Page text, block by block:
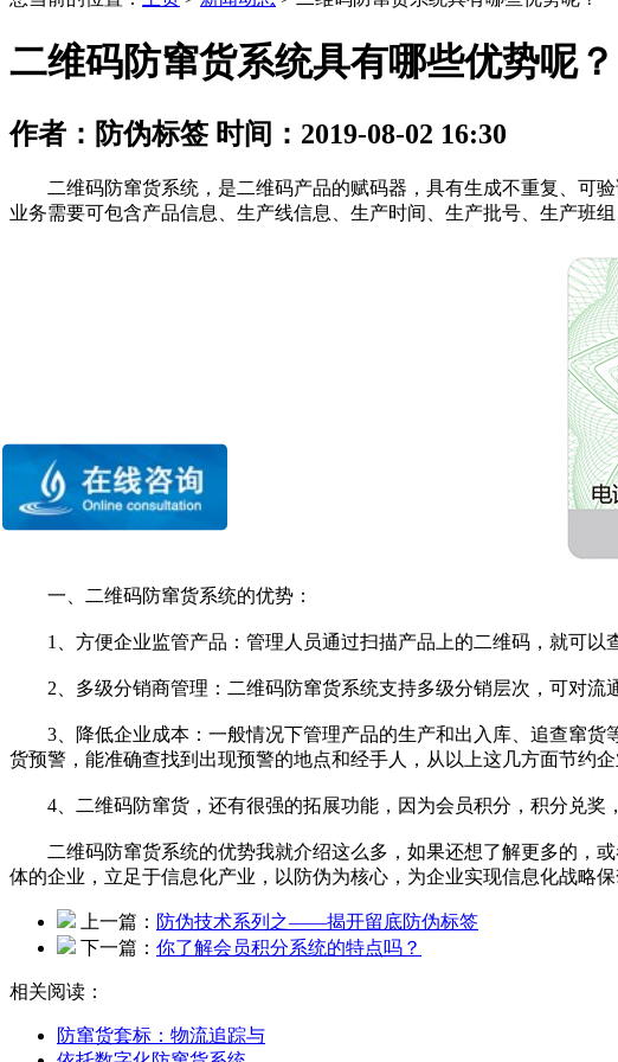
二维码防窜货系统具有哪些优势呢？
作者：防伪标签 时间：2019-08-02 16:30
二维码防窜货系统，是二维码产品的赋码器，具有生成不重复、可验
业务需要可包含产品信息、生产线信息、生产时间、生产批号、生产班
一、二维码防窜货系统的优势：
1、方便企业监管产品：管理人员通过扫描产品上的二维码，就可以
2、多级分销商管理：二维码防窜货系统支持多级分销层次，可对流
3、降低企业成本：一般情况下管理产品的生产和出入库、追查窜货
货预警，能准确查找到出现预警的地点和经手人，从以上这几方面节约企
4、二维码防窜货，还有很强的拓展功能，因为会员积分，积分兑奖
二维码防窜货系统的优势我就介绍这么多，如果还想了解更多的，或
体的企业，立足于信息化产业，以防伪为核心，为企业实现信息化战略保
上一篇： 防伪技术系列之——揭开留底防伪标签
下一篇： 你了解会员积分系统的特点吗？
相关阅读：
防窜货套标：物流追踪与